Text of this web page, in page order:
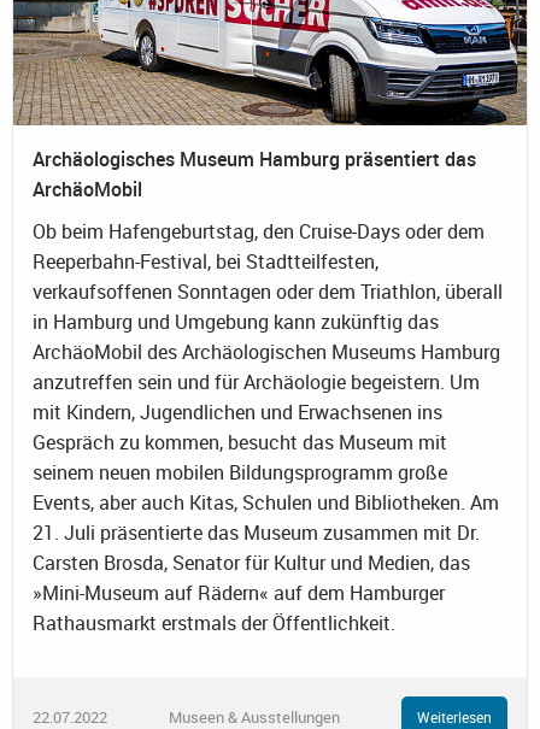
Archäologisches Museum Hamburg präsentiert das
ArchäoMobil
Ob beim Hafengeburtstag, den Cruise-Days oder dem
Reeperbahn-Festival, bei Stadtteilfesten,
verkaufsoffenen Sonntagen oder dem Triathlon, überall
in Hamburg und Umgebung kann zukünftig das
ArchäoMobil des Archäologischen Museums Hamburg
anzutreffen sein und für Archäologie begeistern. Um
mit Kindern, Jugendlichen und Erwachsenen ins
Gespräch zu kommen, besucht das Museum mit
seinem neuen mobilen Bildungsprogramm große
Events, aber auch Kitas, Schulen und Bibliotheken. Am
21. Juli präsentierte das Museum zusammen mit Dr.
Carsten Brosda, Senator für Kultur und Medien, das
»Mini-Museum auf Rädern« auf dem Hamburger
Rathausmarkt erstmals der Öffentlichkeit.
22.07.2022 Museen & Ausstellungen Weiterlesen